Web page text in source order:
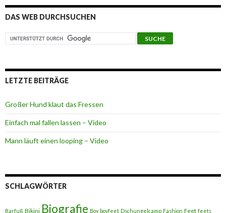
DAS WEB DURCHSUCHEN
LETZTE BEITRÄGE
Großer Hund klaut das Fressen
Einfach mal fallen lassen – Video
Mann läuft einen looping – Video
SCHLAGWÖRTER
Barfuß Bikini Biografie Boy boyfeet Dschungelcamp Fashion Feet feets